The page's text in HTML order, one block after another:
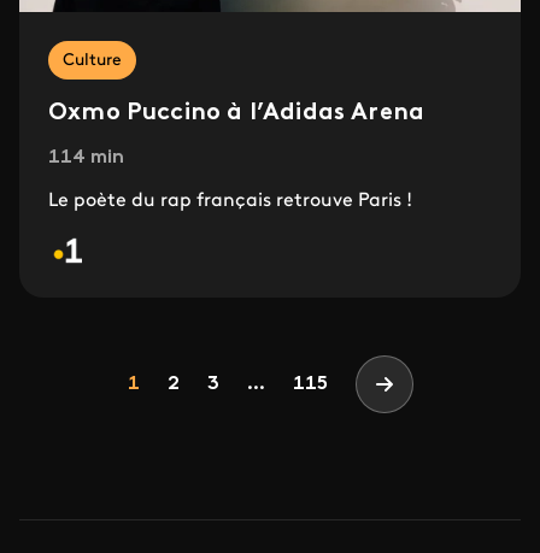
Culture
Oxmo Puccino à l’Adidas Arena
114 min
Le poète du rap français retrouve Paris !
Page
1 Page
2 Page
3 ... 115 Page suivante